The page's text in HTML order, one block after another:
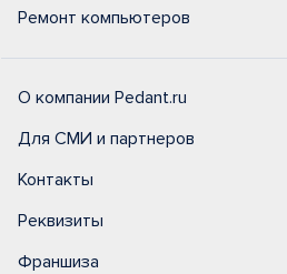
Ремонт компьютеров
О компании Pedant.ru
Для СМИ и партнеров
Контакты
Реквизиты
Франшиза